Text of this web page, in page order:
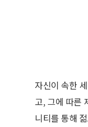
자신이 속한
고, 그에 따른
니티를 통해